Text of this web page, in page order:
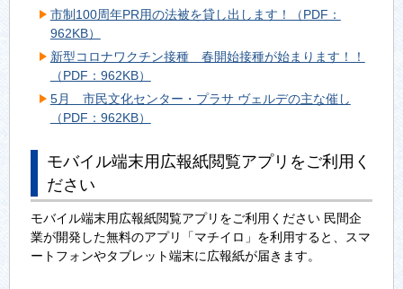
市制100周年PR用の法被を貸し出します！（PDF：
962KB）
新型コロナワクチン接種 春開始接種が始まります！！
（PDF：962KB）
5月 市民文化センター・プラサ ヴェルデの主な催し
（PDF：962KB）
モバイル端末用広報紙閲覧アプリをご利用く
ださい
モバイル端末用広報紙閲覧アプリをご利用ください 民間企
業が開発した無料のアプリ「マチイロ」を利用すると、スマ
ートフォンやタブレット端末に広報紙が届きます。